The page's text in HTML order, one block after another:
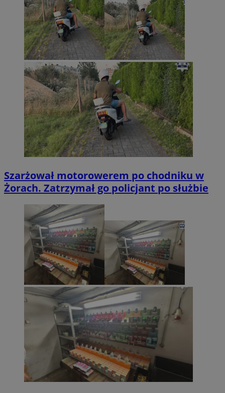
Szarżował motorowerem po chodniku w
Żorach. Zatrzymał go policjant po służbie